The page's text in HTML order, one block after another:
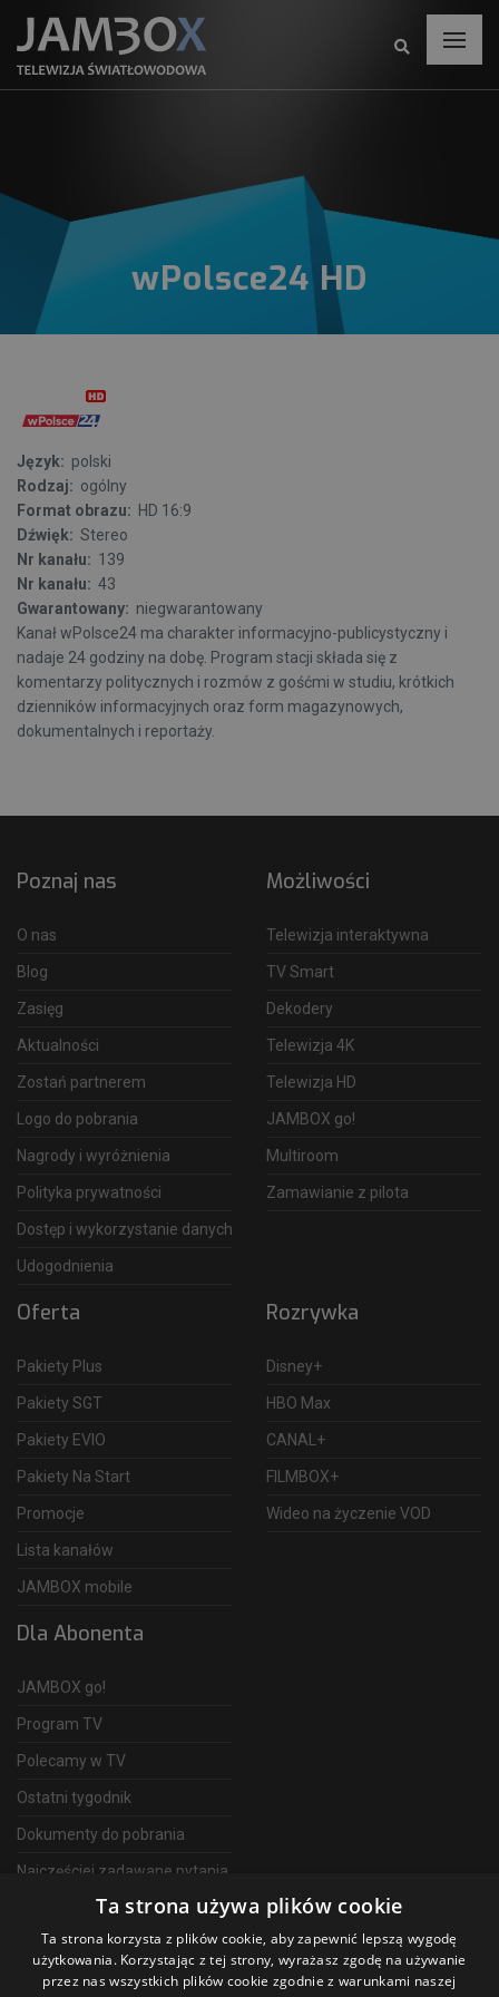
wPolsce24 HD
Język: polski
Rodzaj: ogólny
Format obrazu: HD 16:9
Dźwięk: Stereo
Nr kanału: 139
Nr kanału: 43
Gwarantowany: niegwarantowany
Kanał wPolsce24 ma charakter informacyjno-publicystyczny i
nadaje 24 godziny na dobę. Program stacji składa się z
komentarzy politycznych i rozmów z gośćmi w studiu, krótkich
dzienników informacyjnych oraz form magazynowych,
dokumentalnych i reportaży.
Poznaj nas
O nas
Blog
Zasięg
Aktualności
Zostań partnerem
Logo do pobrania
Nagrody i wyróżnienia
Polityka prywatności
Dostęp i wykorzystanie danych
Udogodnienia
Możliwości
Telewizja interaktywna
TV Smart
Dekodery
Telewizja 4K
Telewizja HD
JAMBOX go!
Multiroom
Zamawianie z pilota
Oferta
Pakiety Plus
Pakiety SGT
Pakiety EVIO
Pakiety Na Start
Promocje
Lista kanałów
JAMBOX mobile
Rozrywka
Disney+
HBO Max
CANAL+
FILMBOX+
Wideo na życzenie VOD
Dla Abonenta
JAMBOX go!
Program TV
Polecamy w TV
Ostatni tygodnik
Dokumenty do pobrania
Najczęściej zadawane pytania
Telewizja Światłowodowa
Ta strona używa plików cookie
Ta strona korzysta z plików cookie, aby zapewnić lepszą wygodę
użytkowania. Korzystając z tej strony, wyrażasz zgodę na używanie
przez nas wszystkich plików cookie zgodnie z warunkami naszej